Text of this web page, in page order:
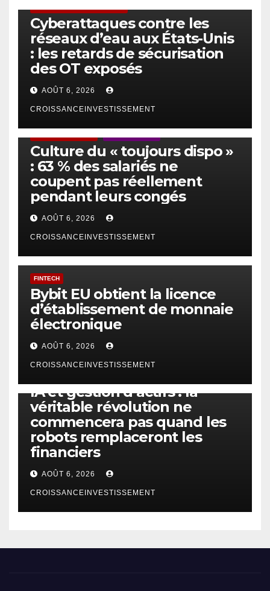
Cyberattaques contre les
réseaux d’eau aux États-Unis
: les retards de sécurisation
des OT exposés
AOÛT 6, 2026
CROISSANCEINVESTISSEMENT
Culture du « toujours dispo »
: 63 % des salariés ne
coupent pas réellement
pendant leurs congés
AOÛT 6, 2026
CROISSANCEINVESTISSEMENT
FINTECH
Bybit EU obtient la licence
d’établissement de monnaie
électronique
AOÛT 6, 2026
CROISSANCEINVESTISSEMENT
IA et gestion d’actifs : la
véritable révolution ne
commencera pas quand les
robots remplaceront les
financiers
AOÛT 6, 2026
CROISSANCEINVESTISSEMENT